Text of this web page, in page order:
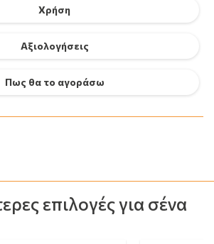
Χρήση
Αξιολογήσεις
Πως θα το αγοράσω
επιλογές για σένα